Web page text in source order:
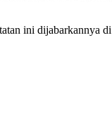
ini dijabarkannya